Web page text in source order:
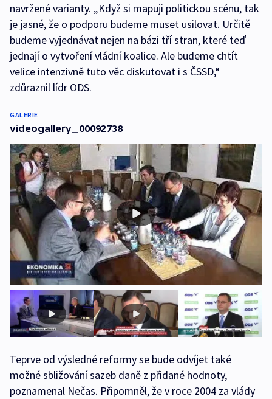
navržené varianty. „Když si mapuji politickou scénu, tak
je jasné, že o podporu budeme muset usilovat. Určitě
budeme vyjednávat nejen na bázi tří stran, které teď
jednají o vytvoření vládní koalice. Ale budeme chtít
velice intenzivně tuto věc diskutovat i s ČSSD,“
zdůraznil lídr ODS.
GALERIE
videogallery_00092738
Teprve od výsledné reformy se bude odvíjet také
možné sbližování sazeb daně z přidané hodnoty,
poznamenal Nečas. Připomněl, že v roce 2004 za vlády